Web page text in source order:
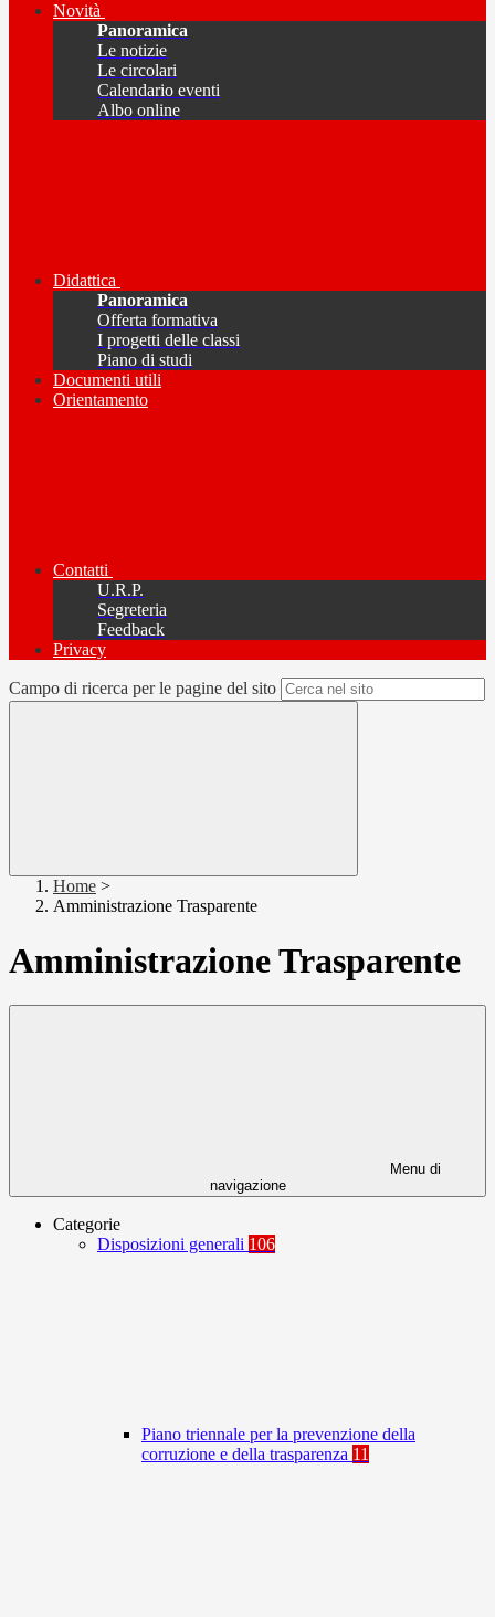
Novità
Panoramica
Le notizie
Le circolari
Calendario eventi
Albo online
Didattica
Panoramica
Offerta formativa
I progetti delle classi
Piano di studi
Documenti utili
Orientamento
Contatti
U.R.P.
Segreteria
Feedback
Privacy
Campo di ricerca per le pagine del sito
Home >
Amministrazione Trasparente
Amministrazione Trasparente
Menu di
navigazione
Categorie
Disposizioni generali 106
Piano triennale per la prevenzione della
corruzione e della trasparenza 11